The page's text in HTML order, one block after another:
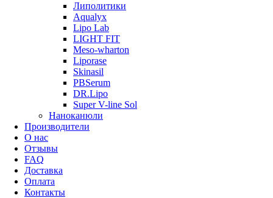
Липолитики
Aqualyx
Lipo Lab
LIGHT FIT
Meso-wharton
Liporase
Skinasil
PBSerum
DR.Lipo
Super V-line Sol
Наноканюли
Производители
О нас
Отзывы
FAQ
Доставка
Оплата
Контакты